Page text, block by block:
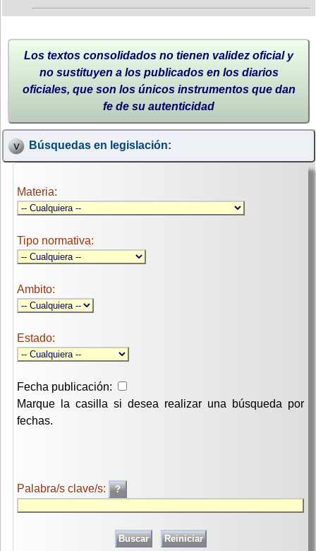
Los textos consolidados no tienen validez oficial y
no sustituyen a los publicados en los diarios
oficiales, que son los únicos instrumentos que dan
fe de su autenticidad
Búsquedas en legislación:
Materia:
Tipo normativa:
Ambito:
Estado:
Fecha publicación:
Marque la casilla si desea realizar una búsqueda por
fechas.
Palabra/s clave/s: